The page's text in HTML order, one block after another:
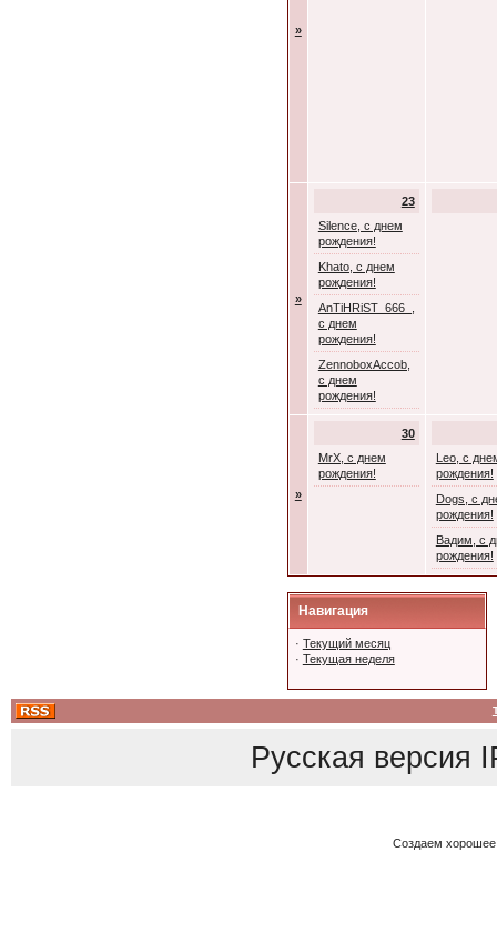
»
»
23
Silence, с днем
рождения!
Khato, с днем
рождения!
AnTiHRiST_666_,
с днем
рождения!
ZennoboxAccob,
с днем
рождения!
»
30
MrX, с днем
рождения!
Leo, с
рождения!
Dogs, с
рождения!
Вадим, с
рождения!
Навигация
· Текущий месяц
· Текущая неделя
Русская версия
Создаем